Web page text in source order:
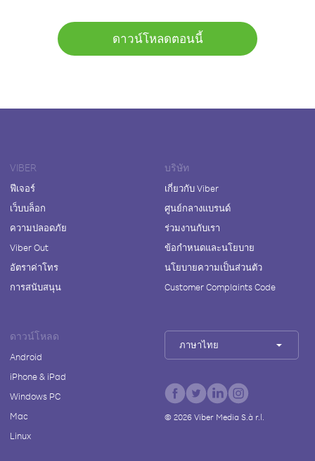
ดาวน์โหลดตอนนี้
VIBER
ฟีเจอร์
เว็บบล็อก
ความปลอดภัย
Viber Out
อัตราค่าโทร
การสนับสนุน
บริษัท
เกี่ยวกับ Viber
ศูนย์กลางแบรนด์
ร่วมงานกับเรา
ข้อกำหนดและนโยบาย
นโยบายความเป็นส่วนตัว
Customer Complaints Code
ดาวน์โหลด
Android
iPhone & iPad
Windows PC
Mac
Linux
ภาษาไทย
© 2026Viber Media S.à r.l.